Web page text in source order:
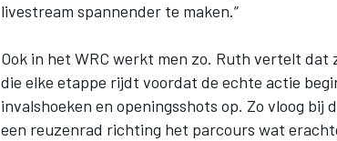
livestream spannender te maken.”
Ook in het WRC werkt men zo. Ruth vertelt
die elke etappe rijdt voordat de echte actie
invalshoeken en openingsshots op. Zo vloog bij
een reuzenrad richting het parcours wat